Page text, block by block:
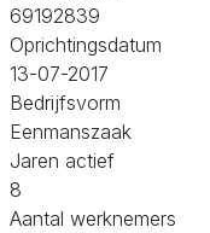
69192839
Oprichtingsdatum
13-07-2017
Bedrijfsvorm
Eenmanszaak
Jaren actief
8
Aantal werknemers